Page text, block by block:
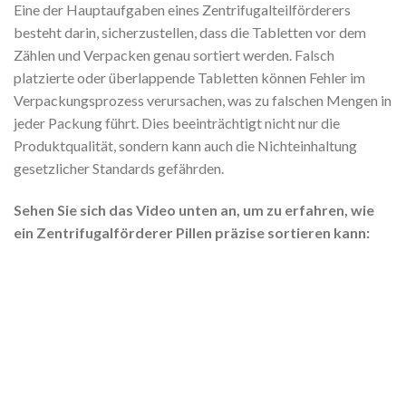
Eine der Hauptaufgaben eines Zentrifugalteilförderers
besteht darin, sicherzustellen, dass die Tabletten vor dem
Zählen und Verpacken genau sortiert werden. Falsch
platzierte oder überlappende Tabletten können Fehler im
Verpackungsprozess verursachen, was zu falschen Mengen in
jeder Packung führt. Dies beeinträchtigt nicht nur die
Produktqualität, sondern kann auch die Nichteinhaltung
gesetzlicher Standards gefährden.
Sehen Sie sich das Video unten an, um zu erfahren, wie
ein Zentrifugalförderer Pillen präzise sortieren kann: